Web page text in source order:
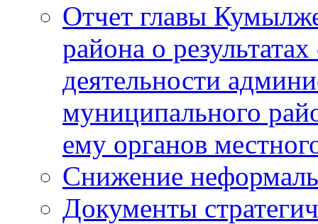
Отчет главы
района о
деятельности
муниципального
ему органов
Снижение
Документы